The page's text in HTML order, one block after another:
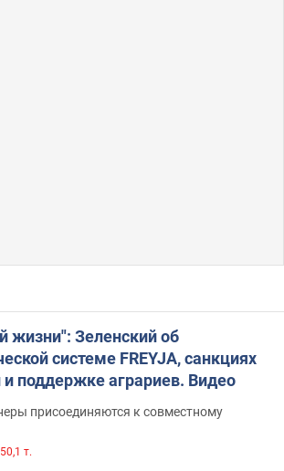
жизни": Зеленский об
системе FREYJA, санкциях
и поддержке аграриев. Видео
присоединяются к совместному
50,1 т.